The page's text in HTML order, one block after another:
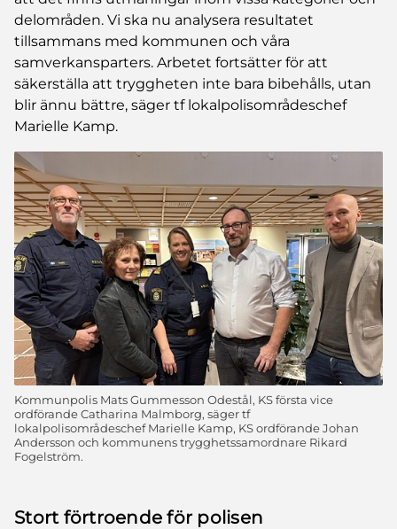
delområden. Vi ska nu analysera resultatet
tillsammans med kommunen och våra
samverkansparters. Arbetet fortsätter för att
säkerställa att tryggheten inte bara bibehålls, utan
blir ännu bättre, säger tf lokalpolisområdeschef
Marielle Kamp.
Kommunpolis Mats Gummesson Odestål, KS första vice
ordförande Catharina Malmborg, säger tf
lokalpolisområdeschef Marielle Kamp, KS ordförande Johan
Andersson och kommunens trygghetssamordnare Rikard
Fogelström.
Stort förtroende för polisen